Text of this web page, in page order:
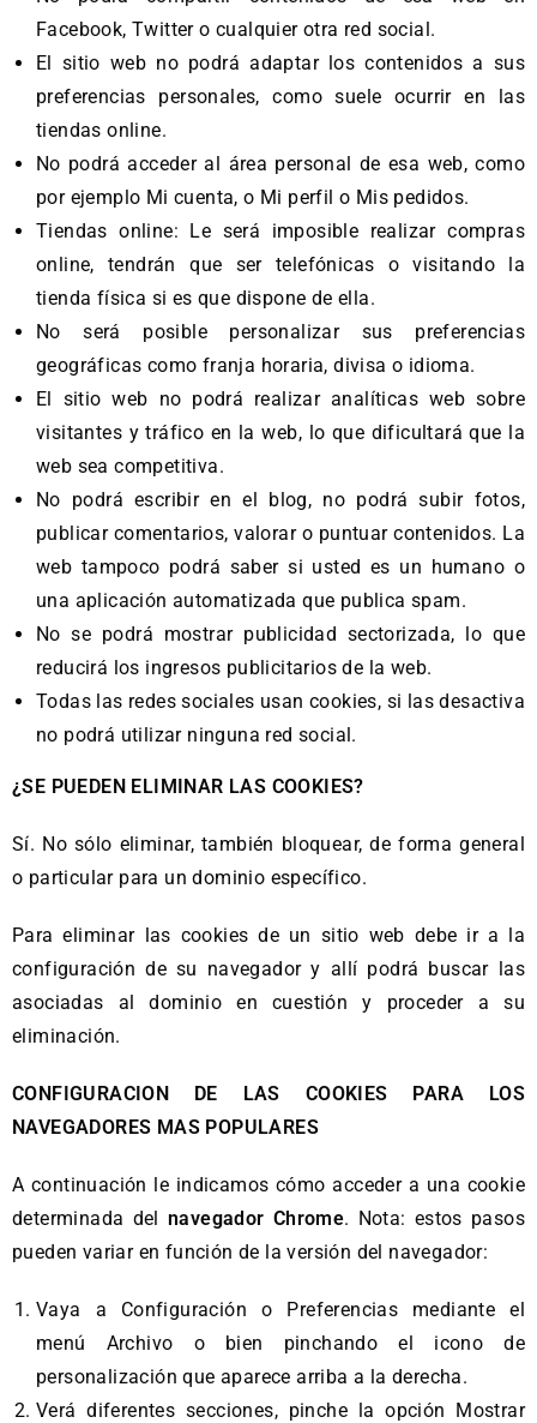
Facebook, Twitter o cualquier otra red social.
El sitio web no podrá adaptar los contenidos a sus
preferencias personales, como suele ocurrir en las
tiendas online.
No podrá acceder al área personal de esa web, como
por ejemplo Mi cuenta, o Mi perfil o Mis pedidos.
Tiendas online: Le será imposible realizar compras
online, tendrán que ser telefónicas o visitando la
tienda física si es que dispone de ella.
No será posible personalizar sus preferencias
geográficas como franja horaria, divisa o idioma.
El sitio web no podrá realizar analíticas web sobre
visitantes y tráfico en la web, lo que dificultará que la
web sea competitiva.
No podrá escribir en el blog, no podrá subir fotos,
publicar comentarios, valorar o puntuar contenidos. La
web tampoco podrá saber si usted es un humano o
una aplicación automatizada que publica spam.
No se podrá mostrar publicidad sectorizada, lo que
reducirá los ingresos publicitarios de la web.
Todas las redes sociales usan cookies, si las desactiva
no podrá utilizar ninguna red social.
¿SE PUEDEN ELIMINAR LAS COOKIES?
Sí. No sólo eliminar, también bloquear, de forma general
o particular para un dominio específico.
Para eliminar las cookies de un sitio web debe ir a la
configuración de su navegador y allí podrá buscar las
asociadas al dominio en cuestión y proceder a su
eliminación.
CONFIGURACION DE LAS COOKIES PARA LOS
NAVEGADORES MAS POPULARES
A continuación le indicamos cómo acceder a una cookie
determinada del navegador Chrome. Nota: estos pasos
pueden variar en función de la versión del navegador:
Vaya a Configuración o Preferencias mediante el
menú Archivo o bien pinchando el icono de
personalización que aparece arriba a la derecha.
Verá diferentes secciones, pinche la opción Mostrar